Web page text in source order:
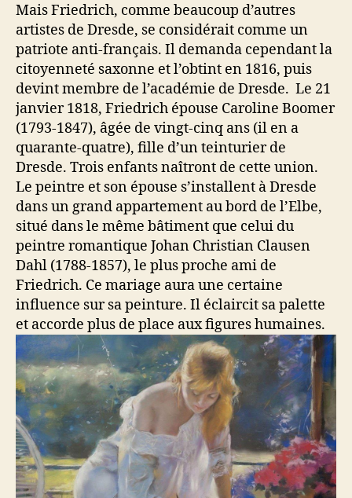
Mais Friedrich, comme beaucoup d’autres
artistes de Dresde, se considérait comme un
patriote anti-français. Il demanda cependant la
citoyenneté saxonne et l’obtint en 1816, puis
devint membre de l’académie de Dresde. Le 21
janvier 1818, Friedrich épouse Caroline Boomer
(1793-1847), âgée de vingt-cinq ans (il en a
quarante-quatre), fille d’un teinturier de
Dresde. Trois enfants naîtront de cette union.
Le peintre et son épouse s’installent à Dresde
dans un grand appartement au bord de l’Elbe,
situé dans le même bâtiment que celui du
peintre romantique Johan Christian Clausen
Dahl (1788-1857), le plus proche ami de
Friedrich. Ce mariage aura une certaine
influence sur sa peinture. Il éclaircit sa palette
et accorde plus de place aux figures humaines.